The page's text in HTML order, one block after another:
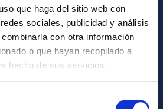
que haga del sitio web con
sociales, publicidad y análisis
con otra información
o que hayan recopilado a
hecho de sus servicios.